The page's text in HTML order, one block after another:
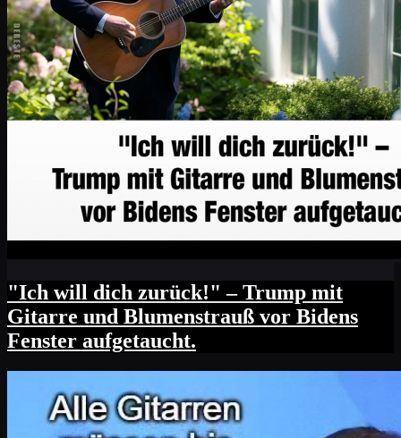
"Ich will dich zurück!" – Trump mit
Gitarre und Blumenstrauß vor Bidens
Fenster aufgetaucht.